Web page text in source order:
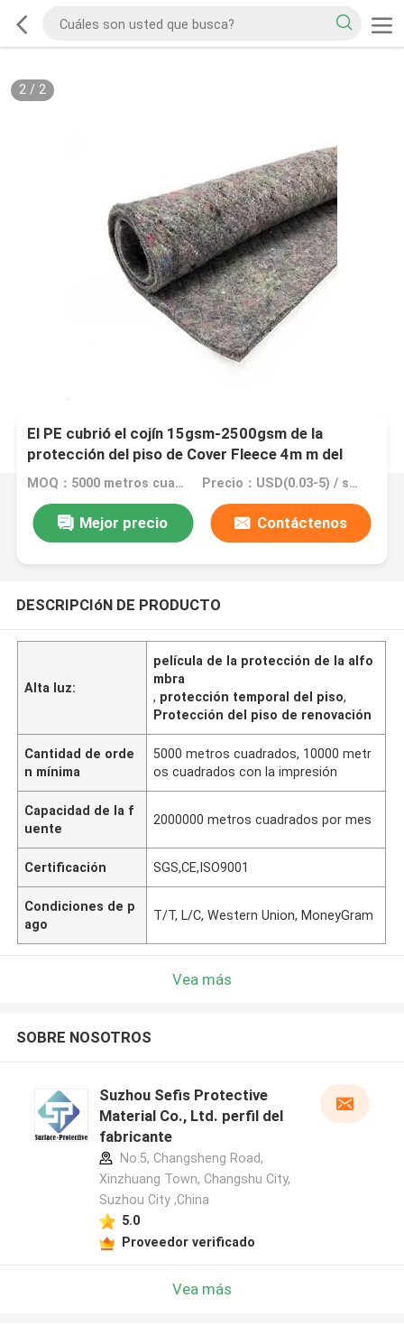
2/ 2
El PE cubrió el cojín 15gsm-2500gsm de la
protección del piso de Cover Fleece 4m m del
pintor
MOQ：5000 metros cuadrados, 10000 metros cuadrados con la impresión Precio：USD(0.03-5) / square meter
Mejor precio Contáctenos
DESCRIPCIóN DE PRODUCTO
Alta luz:
película de la protección de la alfo
mbra
, protección temporal del piso,
Protección del piso de renovación
Cantidad de orde
n mínima
5000 metros cuadrados, 10000 metr
os cuadrados con la impresión
Capacidad de la f
uente
2000000 metros cuadrados por mes
Certificación SGS,CE,ISO9001
Condiciones de p
ago
T/T, L/C, Western Union, MoneyGram
Vea más
SOBRE NOSOTROS
Suzhou Sefis Protective
Material Co., Ltd. perfil del
fabricante
No.5, Changsheng Road,
Xinzhuang Town, Changshu City,
Suzhou City ,China
5.0
Proveedor verificado
Vea más